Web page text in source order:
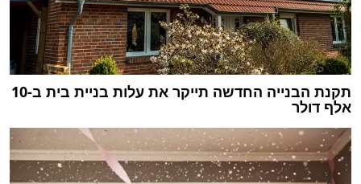
תקנת הבנייה החדשה תייקר את עלות בניית בית ב-10
אלף דולר